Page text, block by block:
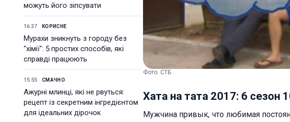
можуть його зіпсувати
16:37 КОРИСНЕ
Мурахи зникнуть з городу без
"хімії": 5 простих способів, які
справді працюють
15:55 СМАЧНО
Ажурні млинці, які не рвуться:
рецепт із секретним інгредієнтом
для ідеальних дірочок
Фото: СТБ
Хата на тата 2017: 6 сезон
Мужчина привык, что любимая